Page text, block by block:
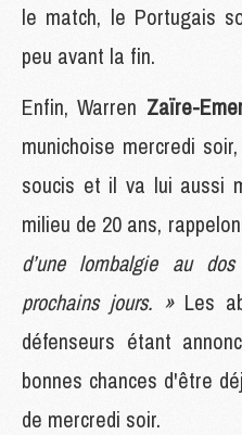
le match, le Portugais
peu avant la fin.
Enfin, Warren Zaïre-
munichoise mercredi
soucis et il va lui aussi
milieu de 20 ans,
d’une lombalgie au
prochains jours. » Les
défenseurs étant
bonnes chances d'être
de mercredi soir.